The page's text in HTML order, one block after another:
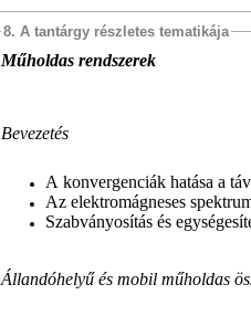
8. A tantárgy részletes tematikája
Műholdas rendszerek
Bevezetés
A konvergenciák hatása a
Az elektromágneses
Szabványosítás és
Állandóhelyű és mobil műholdas